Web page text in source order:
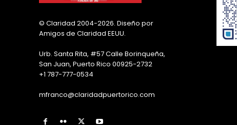
© Claridad 2004-2026. Diseño por
Amigos de Claridad EEUU.
Urb. Santa Rita, #57 Calle Borinqueña,
San Juan, Puerto Rico 00925-2732
+1 787-777-0534
mfranco@claridadpuertorico.com